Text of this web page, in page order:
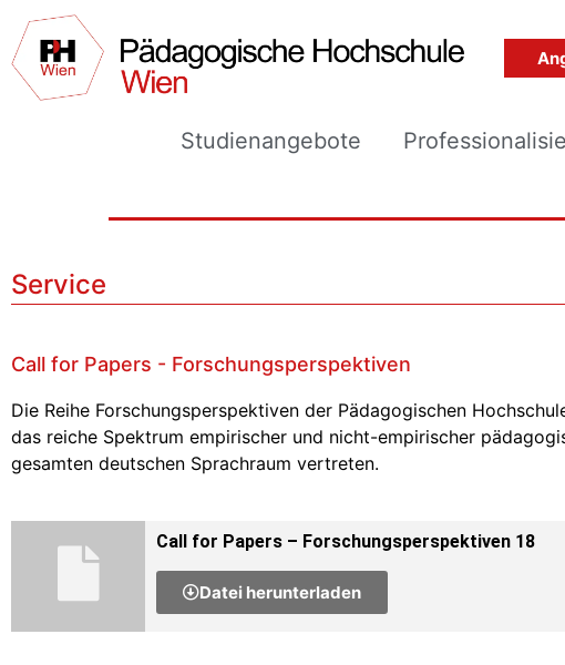
Studienangebote
Service
Call for Papers - Forschungsperspektiven
Die Reihe Forschungsperspektiven der Pädagogischen
das reiche Spektrum empirischer und nicht-empirischer
gesamten deutschen Sprachraum vertreten.
Call for Papers – Forschungsperspektiven 18
Datei herunterladen